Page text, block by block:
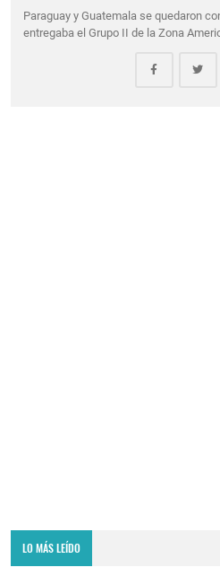
Paraguay y Guatemala se quedaron
entregaba el Grupo II de la Zona
LO MÁS LEÍDO